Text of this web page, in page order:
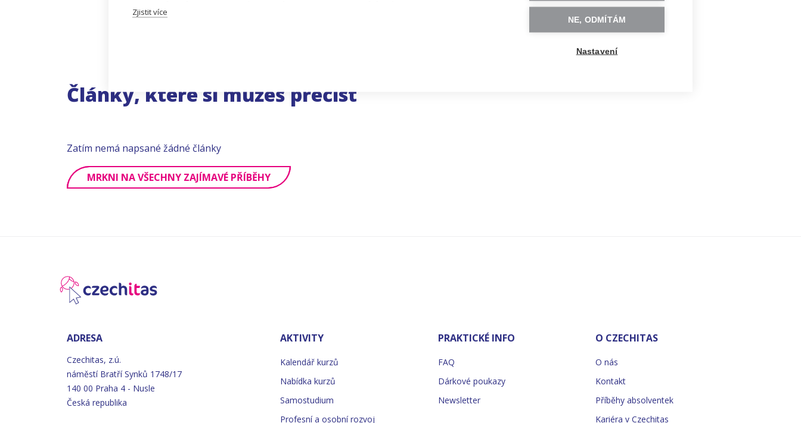
Články, které si můžeš přečíst
Zatím nemá napsané žádné články
MRKNI NA VŠECHNY ZAJÍMAVÉ PŘÍBĚHY
ADRESA
Czechitas, z.ú.
náměstí Bratří Synků 1748/17
140 00 Praha 4 - Nusle
Česká republika
AKTIVITY
Kalendář kurzů
Nabídka kurzů
Samostudium
Profesní a osobní rozvoj
PRAKTICKÉ INFO
FAQ
Dárkové poukazy
Newsletter
O CZECHITAS
O nás
Kontakt
Příběhy absolventek
Kariéra v Czechitas
Zjistit více
NE, ODMÍTÁM
Nastavení